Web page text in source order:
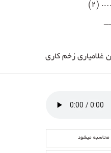
(۲)
غلامیاری زخم کاری
محاسبه میشود